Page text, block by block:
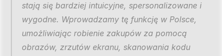
stają się bardziej intuicyjne, spersonalizowane i
wygodne. Wprowadzamy tę funkcję w Polsce,
umożliwiając robienie zakupów za pomocą
obrazów, zrzutów ekranu, skanowania kodu